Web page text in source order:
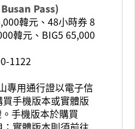
Pass)
韓元、48小時券 8
韓元、BIG5 65,000
1122
專用通行證以電子信
手機版本或實體版
手機版本於購買